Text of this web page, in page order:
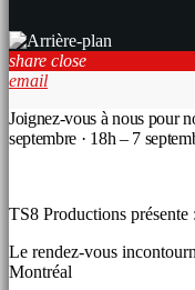
share close
email
Joignez-vous à nous pour
septembre · 18h – 7
TS8 Productions
Le rendez-vous
Montréal